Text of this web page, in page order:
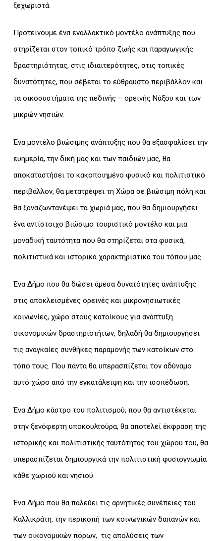
ξεχωριστά.
Προτείνουμε ένα εναλλακτικό μοντέλο ανάπτυξης που
στηρίζεται στον τοπικό τρόπο ζωής και παραγωγικής
δραστηριότητας, στις ιδιαιτερότητες, στις τοπικές
δυνατότητες, που σέβεται το εύθραυστο περιβάλλον και
τα οικοσυστήματα της πεδινής – ορεινής Νάξου και των
μικρών νησιών.
Ένα μοντέλο βιώσιμης ανάπτυξης που θα εξασφαλίσει την
ευημερία, την δική μας και των παιδιών μας, θα
αποκαταστήσει το κακοποιημένο φυσικό και πολιτιστικό
περιβάλλον, θα μετατρέψει τη Χώρα σε βιώσιμη πόλη και
θα ξαναζωντανέψει τα χωριά μας, που θα δημιουργήσει
ένα αντίστοιχο βιώσιμο τουριστικό μοντέλο και μια
μοναδική ταυτότητα που θα στηρίζεται στα φυσικά,
πολιτιστικά και ιστορικά χαρακτηριστικά του τόπου μας.
Ένα Δήμο που θα δώσει άμεσα δυνατότητες ανάπτυξης
στις αποκλεισμένες ορεινές και μικρονησιωτικές
κοινωνίες, χώρο στους κατοίκους για ανάπτυξη
οικονομικών δραστηριοτήτων, δηλαδή θα δημιουργήσει
τις αναγκαίες συνθήκες παραμονής των κατοίκων στο
τόπο τους. Που πάντα θα υπερασπίζεται τον αδύναμο
αυτό χώρο από την εγκατάλειψη και την ισοπέδωση.
Ένα Δήμο κάστρο του πολιτισμού, που θα αντιστέκεται
στην ξενόφερτη υποκουλτούρα, θα αποτελεί έκφραση της
ιστορικής και πολιτιστικής ταυτότητας του χώρου του, θα
υπερασπίζεται δημιουργικά την πολιτιστική φυσιογνωμία
κάθε χωριού και νησιού.
Ένα Δήμο που θα παλεύει τις αρνητικές συνέπειες του
Καλλικράτη, την περικοπή των κοινωνικών δαπανών και
των οικονομικών πόρων, τις απολύσεις των